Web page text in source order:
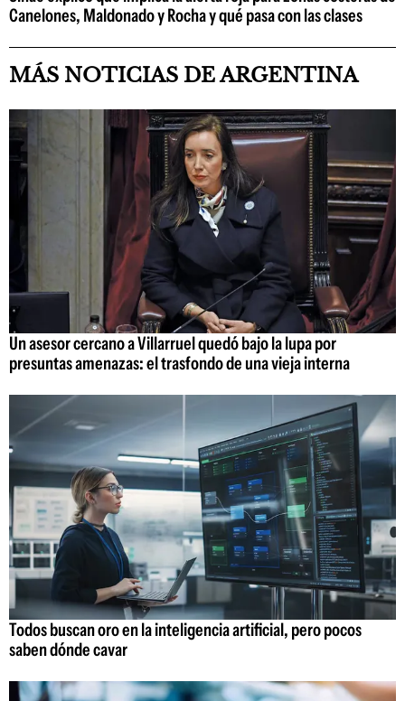
Canelones, Maldonado y Rocha y qué pasa con las clases
MÁS NOTICIAS DE ARGENTINA
Un asesor cercano a Villarruel quedó bajo la lupa por
presuntas amenazas: el trasfondo de una vieja interna
Todos buscan oro en la inteligencia artificial, pero pocos
saben dónde cavar